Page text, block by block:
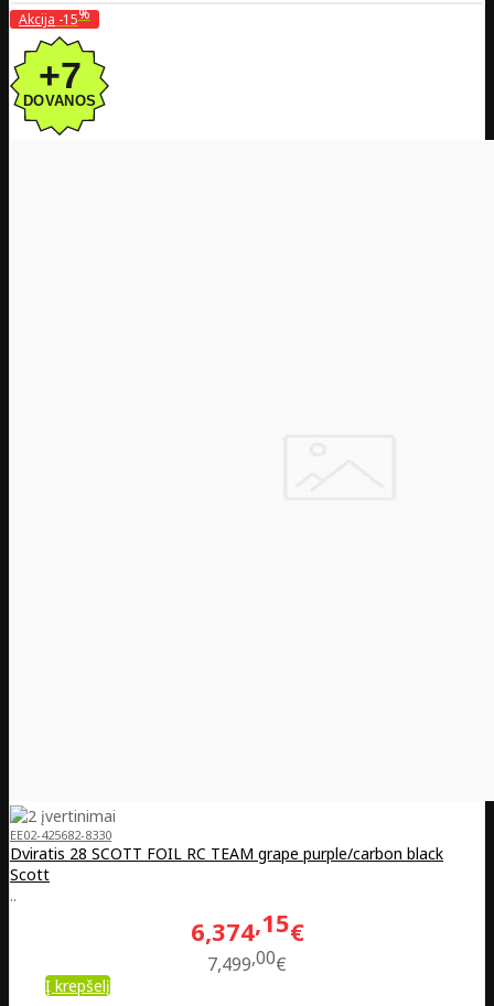
Akcija -15%
EE02-425682-8330
Dviratis 28 SCOTT FOIL RC TEAM grape purple/carbon black
Scott
..
6,374 15€
7,499 00€
Į krepšelį